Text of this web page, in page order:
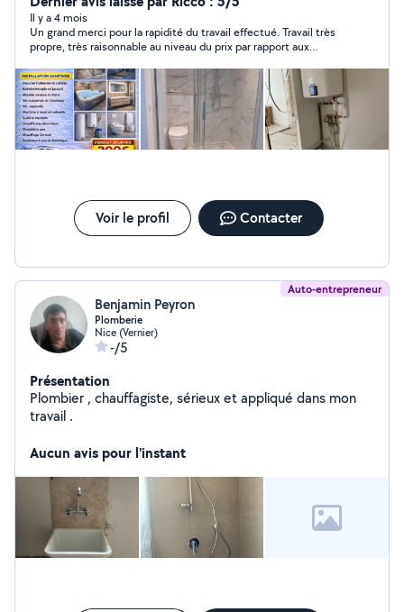
pro , plomberie Je précise !! Je ne travaille pas avec
certains clientèle
Il y a 4 mois
Un grand merci pour la rapidité du travail effectué. Travail très
propre, très raisonnable au niveau du prix par rapport aux
honnêtes, un grand merci. Je recommande vivement et je
reviendrai vers lui si nécessaire avec toute ma confiance.
Voir le profil Contacter
Auto-entrepreneur
Benjamin Peyron
Plomberie
Nice (Vernier)
-/5
Présentation
Plombier , chauffagiste, sérieux et appliqué dans mon
travail .
Aucun avis pour l'instant